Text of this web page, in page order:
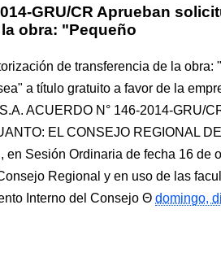
GRU/CR Aprueban
obra: "Pequeño
de transferencia de la obra:
a título gratuito a favor de la
ACUERDO N° 146-2014-GRU/
EL CONSEJO REGIONAL
en Sesión Ordinaria de fecha 16 de
Regional y en uso de las
Interno del Consejo
domingo,